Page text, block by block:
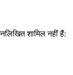
शामिल नहीं हैं: